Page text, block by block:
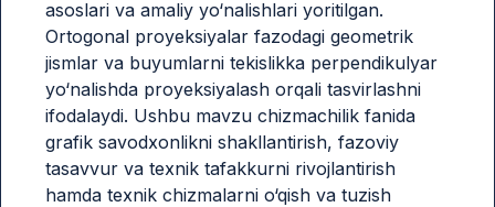
asoslari va amaliy yo‘nalishlari yoritilgan.
Ortogonal proyeksiyalar fazodagi geometrik
jismlar va buyumlarni tekislikka perpendikulyar
yo‘nalishda proyeksiyalash orqali tasvirlashni
ifodalaydi. Ushbu mavzu chizmachilik fanida
grafik savodxonlikni shakllantirish, fazoviy
tasavvur va texnik tafakkurni rivojlantirish
hamda texnik chizmalarni o‘qish va tuzish